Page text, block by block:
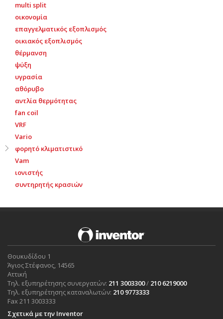
multi split
οικονομία
επαγγελματικός εξοπλισμός
οικιακός εξοπλισμός
θέρμανση
ψύξη
υγρασία
αθόρυβο
αντλία θερμότητας
fan coil
VRF
Vario
φορητό κλιματιστικό
Vam
ιονιστής
συντηρητής κρασιών
Θουκυδίδου 1
Άγιος Στέφανος, 14565
Αττική
Τηλ. εξυπηρέτησης συνεργατών: 211 3003300/ 210 6219000
Τηλ. εξυπηρέτησης καταναλωτών: 210 9773333
Fax 211 3003333
Σχετικά με την Inventor